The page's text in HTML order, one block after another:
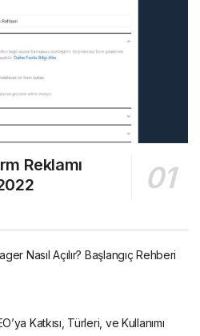
Reklamı
Nasıl Açılır? Başlangıç Rehberi
Katkısı, Türleri, ve Kullanımı